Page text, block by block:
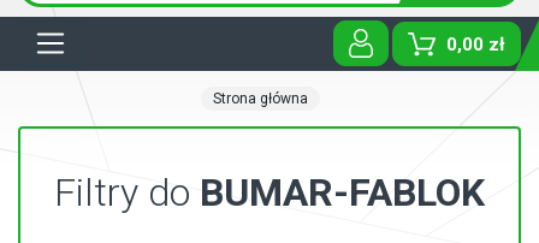
0,00 zł
Strona główna
Filtry do BUMAR-FABLOK